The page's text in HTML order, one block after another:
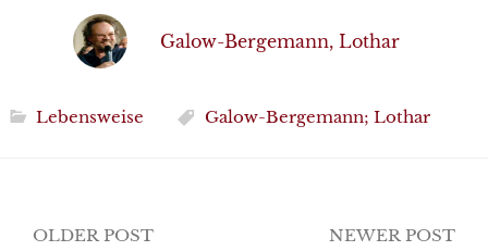
Galow-Bergemann, Lothar
Lebensweise Galow-Bergemann; Lothar
Post
OLDER POST NEWER POST